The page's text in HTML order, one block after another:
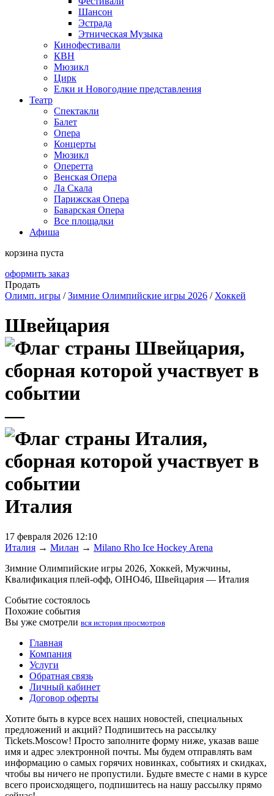
Шансон
Эстрада
Этническая Музыка
Кинофестивали
КВН
Мюзикл
Цирк
Елки и Новогодние представления
Театр
Спектакли
Балет
Опера
Концерты
Мюзикл
Оперетта
Венская Опера
Ла Скала
Парижская Опера
Баварская Опера
Все площадки
Афиша
корзина пуста
оформить заказ
Продать
Олимп. игры /Зимние Олимпийские игры 2026 / Хоккей
Швейцария
—
Италия
17 февраля 2026 12:10
Италия → Милан → Milano Rho Ice Hockey Arena
Зимние Олимпийские игры 2026, Хоккей, Мужчины,
Квалификация плей-офф, OIHO46, Швейцария — Италия
Событие состоялось
Похожие события
Вы уже смотрели вся история просмотров
Главная
Компания
Услуги
Обратная связь
Личный кабинет
Договор оферты
Хотите быть в курсе всех наших новостей, специальных
предложений и акций? Подпишитесь на рассылку
Tickets.Moscow! Просто заполните форму ниже, указав ваше
имя и адрес электронной почты. Мы будем отправлять вам
информацию о самых горячих новинках, событиях и скидках,
чтобы вы ничего не пропустили. Будьте вместе с нами в курсе
всего происходящего, подпишитесь на нашу рассылку прямо